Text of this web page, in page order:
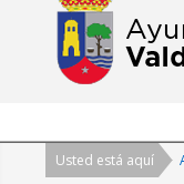
Navigation
Usted está aquí